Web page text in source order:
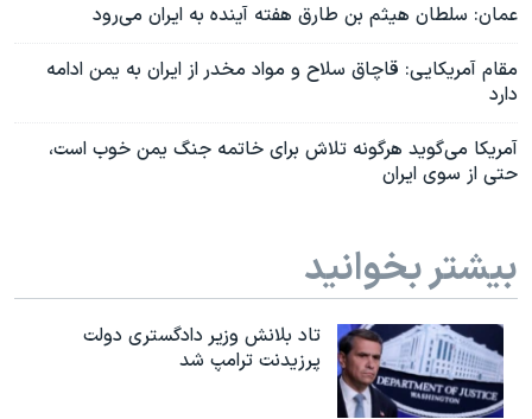
عمان: سلطان هیثم بن طارق هفته آینده به ایران می‌رود
مقام آمریکایی: قاچاق سلاح و مواد مخدر از ایران به یمن ادامه
دارد
آمریکا می‌گوید هرگونه تلاش برای خاتمه جنگ یمن خوب است،
حتی از سوی ایران
بیشتر بخوانید
تاد بلانش وزیر دادگستری دولت
پرزیدنت ترامپ شد